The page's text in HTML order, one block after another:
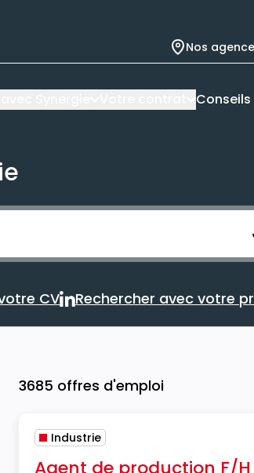
Nos
10 secondes pour enregistrer
avec votre CV
CV Rechercher avec votre
3685 offres d'emploi
Industrie
Agent de production F/H